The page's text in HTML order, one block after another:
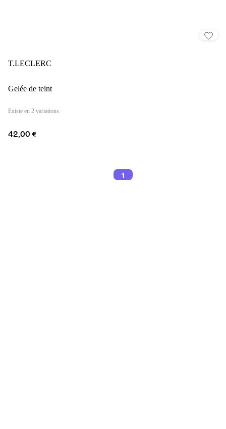
T.LECLERC
Gelée de teint
Existe en 2 variations
42,00 €
1